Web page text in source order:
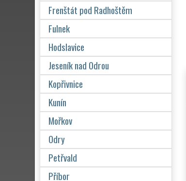
Frenštát pod Radhoštěm
Fulnek
Hodslavice
Jeseník nad Odrou
Kopřivnice
Kunín
Mořkov
Odry
Petřvald
Příbor